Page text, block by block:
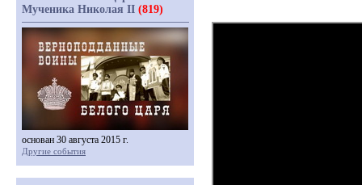
Мученика Николая II (819)
основан 30 августа 2015 г.
Другие события